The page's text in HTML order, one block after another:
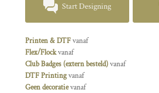
Start Designing
Printen & DTFvanaf
Flex/Flockvanaf
Club Badges (extern besteld)vanaf
DTF Printingvanaf
Geen decoratievanaf